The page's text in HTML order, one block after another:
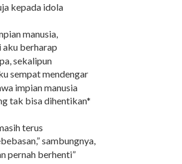
kepada idola
manusia,
berharap
sekalipun
sempat mendengar
impian manusia
tak bisa dihentikan*
terus
” sambungnya,
pernah berhenti”